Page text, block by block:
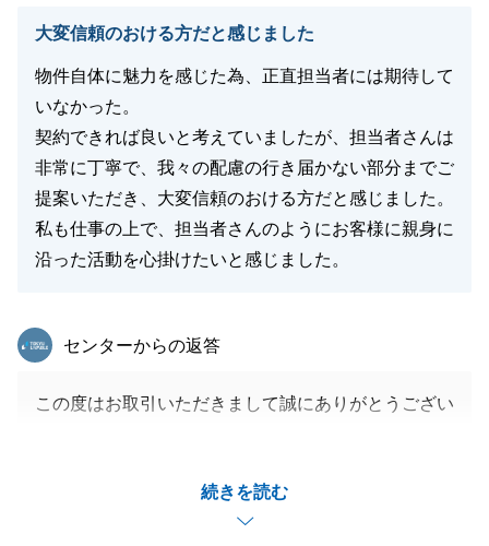
大変信頼のおける方だと感じました
物件自体に魅力を感じた為、正直担当者には期待して
いなかった。
契約できれば良いと考えていましたが、担当者さんは
非常に丁寧で、我々の配慮の行き届かない部分までご
提案いただき、大変信頼のおける方だと感じました。
私も仕事の上で、担当者さんのようにお客様に親身に
沿った活動を心掛けたいと感じました。
続きを読む
東急リバブル
センターからの返答
この度はお取引いただきまして誠にありがとうござい
営業冥利に尽きる思いです。
これからも、誠実な行動を心掛け、お客様の豊かな暮